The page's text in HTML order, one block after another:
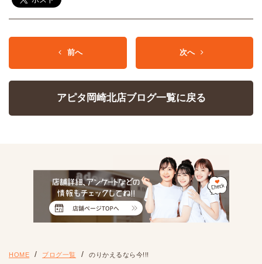
前へ 次へ
アピタ岡崎北店ブログ一覧に戻る
HOME ブログ一覧 のりかえるなら今!!!